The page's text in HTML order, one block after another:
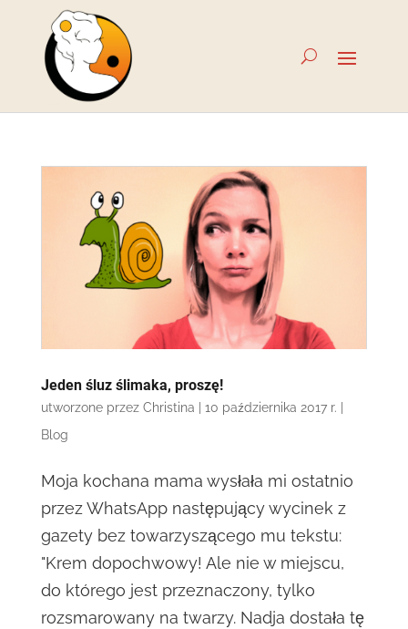
Jeden śluz ślimaka, proszę!
utworzone przez Christina 10 października 2017 r.
Blog
Moja kochana mama wysłała mi ostatnio
przez WhatsApp następujący wycinek z
gazety bez towarzyszącego mu tekstu:
"Krem dopochwowy! Ale nie w miejscu,
do którego jest przeznaczony, tylko
rozsmarowany na twarzy. Nadja dostała tę